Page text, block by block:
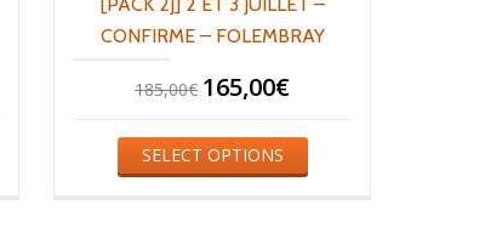
CONFIRME – FOLEMBRAY
185,00€ 165,00€
SELECT OPTIONS